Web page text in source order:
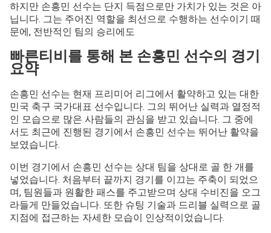
하지만 손흥민 선수는 단지 득점으로만 가치가 있는 것은 아
닙니다. 그는 주어진 역할을 최선으로 수행하는 선수이기 때
문에, 전반적인 팀의 승리에도
빠른티비를 통해 본 손흥민 선수의 경기
요약
손흥민 선수는 현재 프리미어 리그에서 활약하고 있는 대한
민국 축구 국가대표 선수입니다. 그의 뛰어난 실력과 열정적
인 모습으로 많은 사람들의 관심을 받고 있습니다. 그 중에
서도 최근에 진행된 경기에서 손흥민 선수는 뛰어난 활약을
보였습니다.
이번 경기에서 손흥민 선수는 상대 팀을 상대로 골 한 개를
넣었습니다. 처음부터 끝까지 경기를 이끄는 주축이 되었으
며, 팀원들과 원활한 패스를 주고받으며 상대 수비진을 오그
라들게 만들었습니다. 또한 슈팅 기술과 드리블 실력으로 골
지점에 접근하는 자세한 모습이 인상적이었습니다.